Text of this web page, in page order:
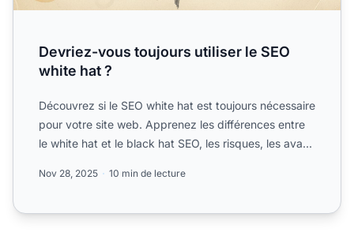
Devriez-vous toujours utiliser le SEO
white hat ?
Découvrez si le SEO white hat est toujours nécessaire
pour votre site web. Apprenez les différences entre
le white hat et le black hat SEO, les risques, les ava...
Nov 28, 2025 10 min de lecture